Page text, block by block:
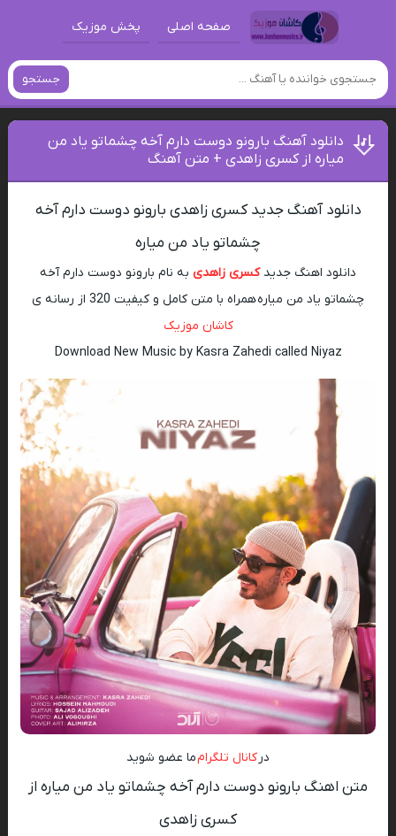
صفحه اصلی پخش موزیک
جستجو
دانلود آهنگ بارونو دوست دارم آخه چشماتو یاد من
میاره از کسری زاهدی + متن آهنگ
دانلود آهنگ جدید کسری زاهدی بارونو دوست دارم آخه
چشماتو یاد من میاره
دانلود اهنگ جدیدکسری زاهدی به نام بارونو دوست دارم آخه
چشماتو یاد من میاره همراه با متن کامل و کیفیت 320 از رسانه ی
کاشان موزیک
Download New Music by Kasra Zahedi called Niyaz
در کانال تلگرامما عضو شوید
متن اهنگ بارونو دوست دارم آخه چشماتو یاد من میاره از
کسری زاهدی